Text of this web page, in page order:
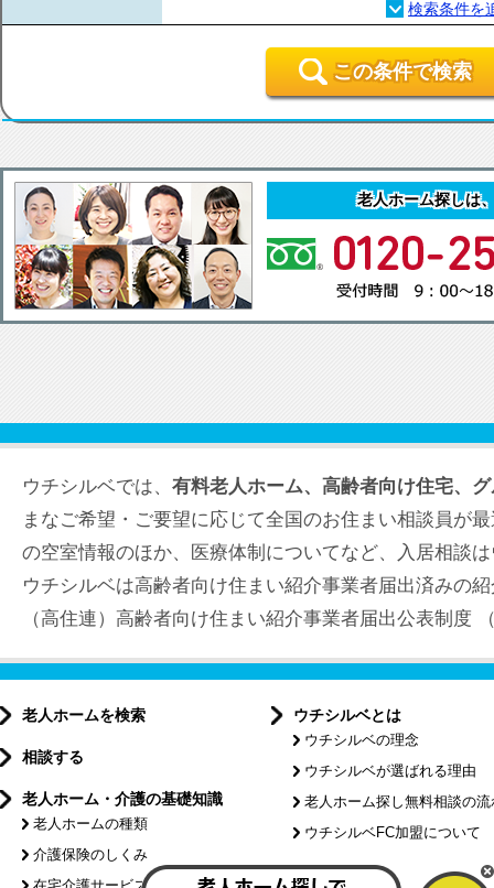
この条件で検索
老人ホーム探しは
ウチシルベでは、 有料老人ホーム、高齢者向け住宅、
まなご希望・ご要望に応じて全国のお住まい相談員が
の空室情報のほか、医療体制についてなど、入居相談
ウチシルベは高齢者向け住まい紹介事業者届出済みの
（高住連）高齢者向け住まい紹介事業者届出公表制度
老人ホームを検索
相談する
老人ホーム・介護の基礎知識
老人ホームの種類
介護保険のしくみ
ウチシルベとは
ウチシルベの理念
ウチシルベが選ばれる理由
老人ホーム探し無料相談の流
ウチシルベFC加盟について
特集記事